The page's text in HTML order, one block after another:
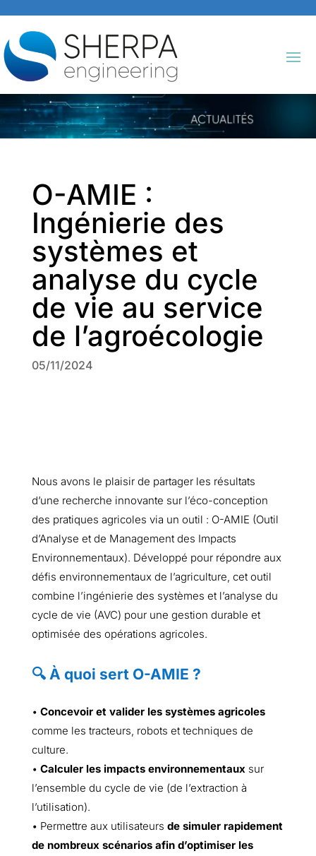
O-AMIE :
Ingénierie des
systèmes et
analyse du cycle
de vie au service
de l’agroécologie
05/11/2024
Nous avons le plaisir de partager les résultats
d’une recherche innovante sur l’éco-conception
des pratiques agricoles via un outil : O-AMIE (Outil
d’Analyse et de Management des Impacts
Environnementaux). Développé pour répondre aux
défis environnementaux de l’agriculture, cet outil
combine l’ingénierie des systèmes et l’analyse du
cycle de vie (AVC) pour une gestion durable et
optimisée des opérations agricoles.
🔍 À quoi sert O-AMIE ?
• Concevoir et valider les systèmes agricoles
comme les tracteurs, robots et techniques de
culture.
• Calculer les impacts environnementaux sur
l’ensemble du cycle de vie (de l’extraction à
l’utilisation).
• Permettre aux utilisateurs de simuler rapidement
de nombreux scénarios afin d’optimiser les